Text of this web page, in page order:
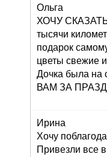
Ольга
ХОЧУ
тысячи
подарок
цветы свежие
Дочка была на
ВАМ ЗА
Ирина
Хочу
Привезли все